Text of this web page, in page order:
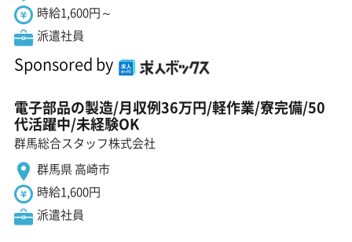
時給1,600円～
派遣社員
Sponsored by
電子部品の製造/月収例36万円/軽作業/寮完備/50
代活躍中/未経験OK
群馬総合スタッフ株式会社
群馬県 高崎市
時給1,600円
派遣社員